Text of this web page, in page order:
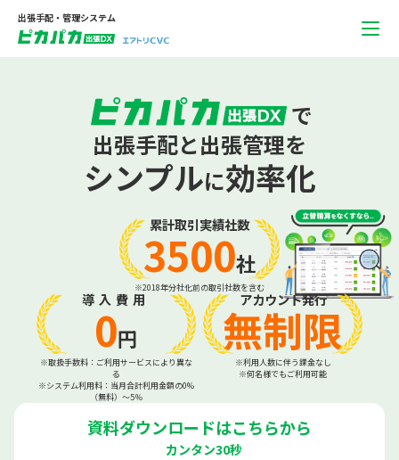
出張手配・管理システム
で
出張手配と出張管理を
シンプルに効率化
累計取引実績社数
3500社
※2018年分社化前の取引社数を含む
導入費用
0円
※取扱手数料：ご利用サービスにより異な
る
※システム利用料：当月合計利用金額の0%
（無料）～5％
アカウント発行
無制限
※利用人数に伴う課金なし
※何名様でもご利用可能
資料ダウンロードはこちらから
カンタン30秒